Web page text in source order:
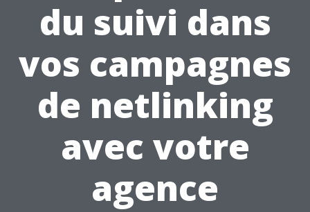
du suivi dans
vos campagnes
de netlinking
avec votre
agence